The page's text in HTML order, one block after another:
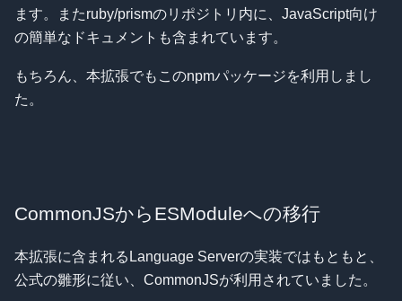
ます。またruby/prismのリポジトリ内に、JavaScript向け
の簡単なドキュメントも含まれています。
もちろん、本拡張でもこのnpmパッケージを利用しまし
た。
CommonJSからESModuleへの移行
本拡張に含まれるLanguage Serverの実装ではもともと、
公式の雛形に従い、CommonJSが利用されていました。